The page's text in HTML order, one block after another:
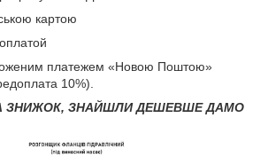
картою
платежем «Новою Поштою»
10%).
ЗНИЖОК, ЗНАЙШЛИ ДЕШЕВШЕ ДАМО